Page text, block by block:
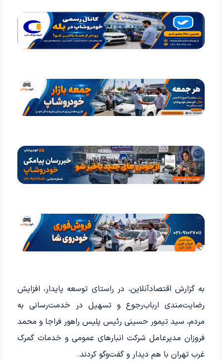
به گزارش اقتصادآنلاین، در راستای توسعه پایدار، افزایش
رضایت‌مندی ارباب‌رجوع و تسهیل در خدمت‌رسانی به
مردم، سید تیمور حسینی رئیس پلیس راهور فراجا و محمد
فروزان مدیرعامل شرکت انبار‌های عمومی و خدمات گمرک
غرب تهران با هم دیدار و گفت‌و‌گو کردند.